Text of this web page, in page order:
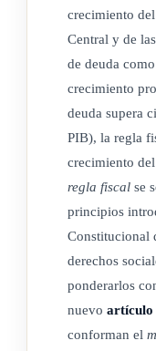
crecimiento
Central y de
de deuda
crecimiento
deuda supera
PIB), la regla
crecimiento
regla fiscal se
principios
Constitucional
derechos
ponderarlos
nuevo artículo
conforman el